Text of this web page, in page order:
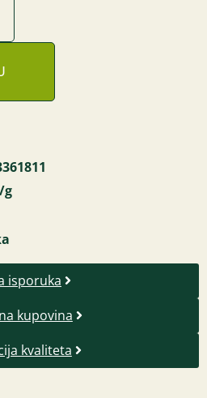
g
isporuka
kupovina
kvaliteta